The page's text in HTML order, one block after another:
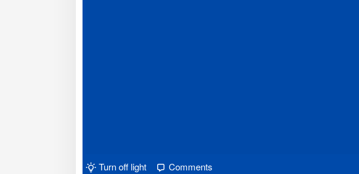
Turn off light Comments